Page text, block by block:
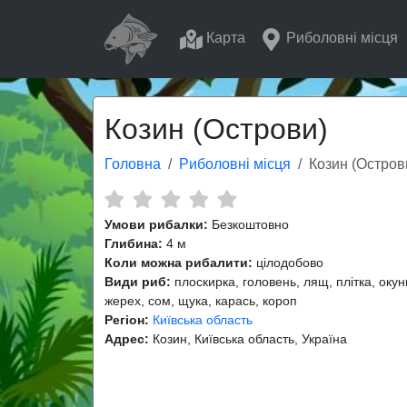
Карта Риболовні місця
Козин (Острови)
Головна Риболовні місця Козин
Умови рибалки: Безкоштовно
Глибина: 4 м
Коли можна рибалити: цілодобово
Види риб: плоскирка, головень, лящ, плітка,
жерех, сом, щука, карась, короп
Регіон: Київська область
Адрес: Козин, Київська область, Україна